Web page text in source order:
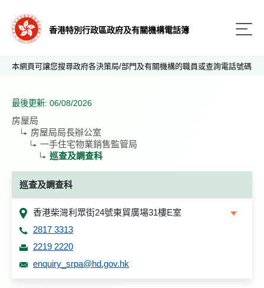
香港特別行政區政府及有關機構電話簿
本網頁可讓您搜尋政府各決策局/部門及有關機構的職員或查詢電話號碼
最後更新: 06/08/2026
房屋局
房屋局局長辦公室
一手住宅物業銷售監管局
巡查及調查科
巡查及調查科
香港柴灣利眾街24號東貿廣場31樓E室
2817 3313
2219 2220
enquiry_srpa@hd.gov.hk